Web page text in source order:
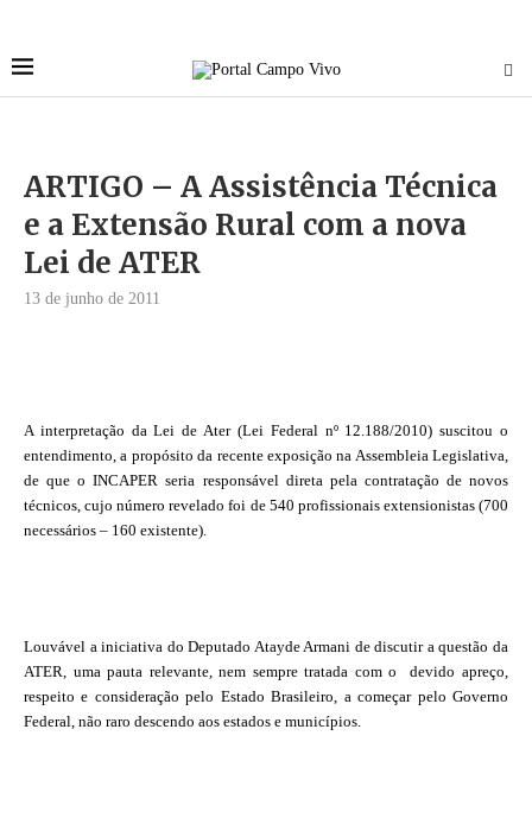
ARTIGO – A Assistência Técnica
e a Extensão Rural com a nova
Lei de ATER
13 de junho de 2011
A interpretação da Lei de Ater (Lei Federal nº 12.188/2010) suscitou o
entendimento, a propósito da recente exposição na Assembleia Legislativa,
de que o INCAPER seria responsável direta pela contratação de novos
técnicos, cujo número revelado foi de 540 profissionais extensionistas (700
necessários – 160 existente).
Louvável a iniciativa do Deputado Atayde Armani de discutir a questão da
ATER, uma pauta relevante, nem sempre tratada com o
devido apreço,
respeito e consideração pelo Estado Brasileiro, a começar pelo Governo
Federal, não raro descendo aos estados e municípios.